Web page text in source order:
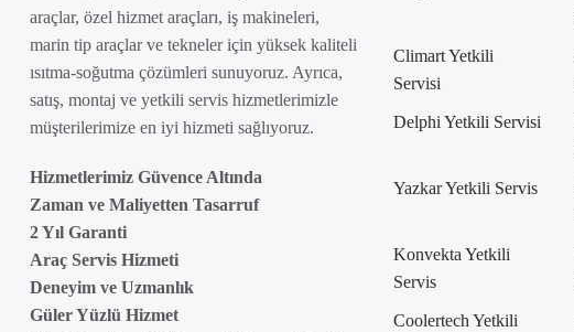
araçlar, özel hizmet araçları, iş makineleri,
marin tip araçlar ve tekneler için yüksek kaliteli
ısıtma-soğutma çözümleri sunuyoruz. Ayrıca,
satış, montaj ve yetkili servis hizmetlerimizle
müşterilerimize en iyi hizmeti sağlıyoruz.
Hizmetlerimiz Güvence Altında
Zaman ve Maliyetten Tasarruf
2 Yıl Garanti
Araç Servis Hizmeti
Deneyim ve Uzmanlık
Güler Yüzlü Hizmet
Climart Yetkili
Servisi
Delphi Yetkili Servisi
Yazkar Yetkili Servis
Konvekta Yetkili
Servis
Coolertech Yetkili